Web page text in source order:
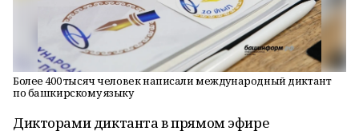
Более 400 тысяч человек написали международный диктант
по башкирскому языку
Дикторами диктанта в прямом эфире